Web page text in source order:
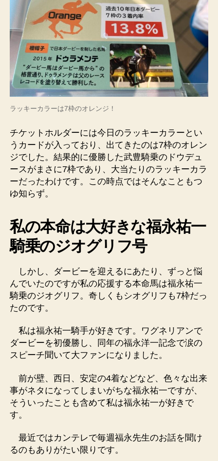
ラッキーカラーは7枠のオレンジ！
チケットホルダーには今日のラッキーカラーとい
うカードが入っており、出てきたのは7枠のオレン
ジでした。結果的に優勝した武豊騎乗のドウデュ
ースがまさに7枠であり、大当たりのラッキーカラ
ーだったわけです。この時点ではそんなこともつ
ゆ知らず。
私の本命は大好きな福永祐一
騎乗のジオグリフ号
しかし、ダービーを迎えるにあたり、ずっと悩
んでいたのですが私の応援する本命馬は福永祐一
騎乗のジオグリフ。奇しくもシオグリフも7枠だっ
たのです。
私は福永祐一騎手が好きです。ワグネリアンで
ダービーを初優勝し、同年の福永洋一記念で涙の
スピーチ聞いて大ファンになりました。
前が壁、西日、安定の4着などなど、色々な出来
事がネタになってしまいがちな福永祐一ですが、
そういったことも含めて私は福永祐一が好きで
す。
最近ではカンテレで毎週福永先生のお話を聞け
るのもありがたい限りです。